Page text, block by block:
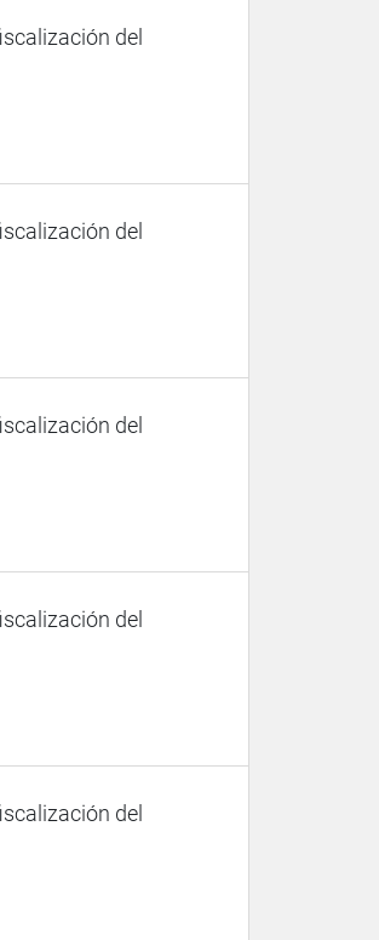
del
del
del
del
del